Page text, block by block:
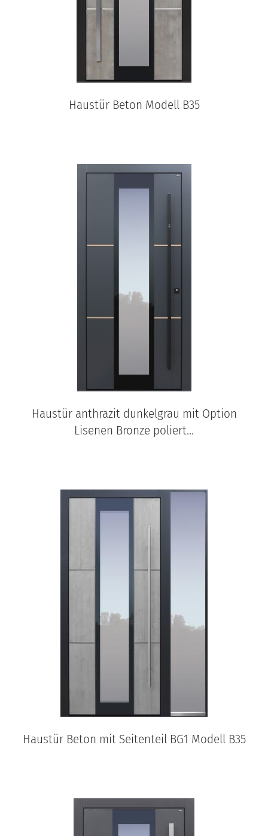
Haustür Beton Modell B35
Haustür anthrazit dunkelgrau mit Option
Lisenen Bronze poliert...
Haustür Beton mit Seitenteil BG1 Modell B35